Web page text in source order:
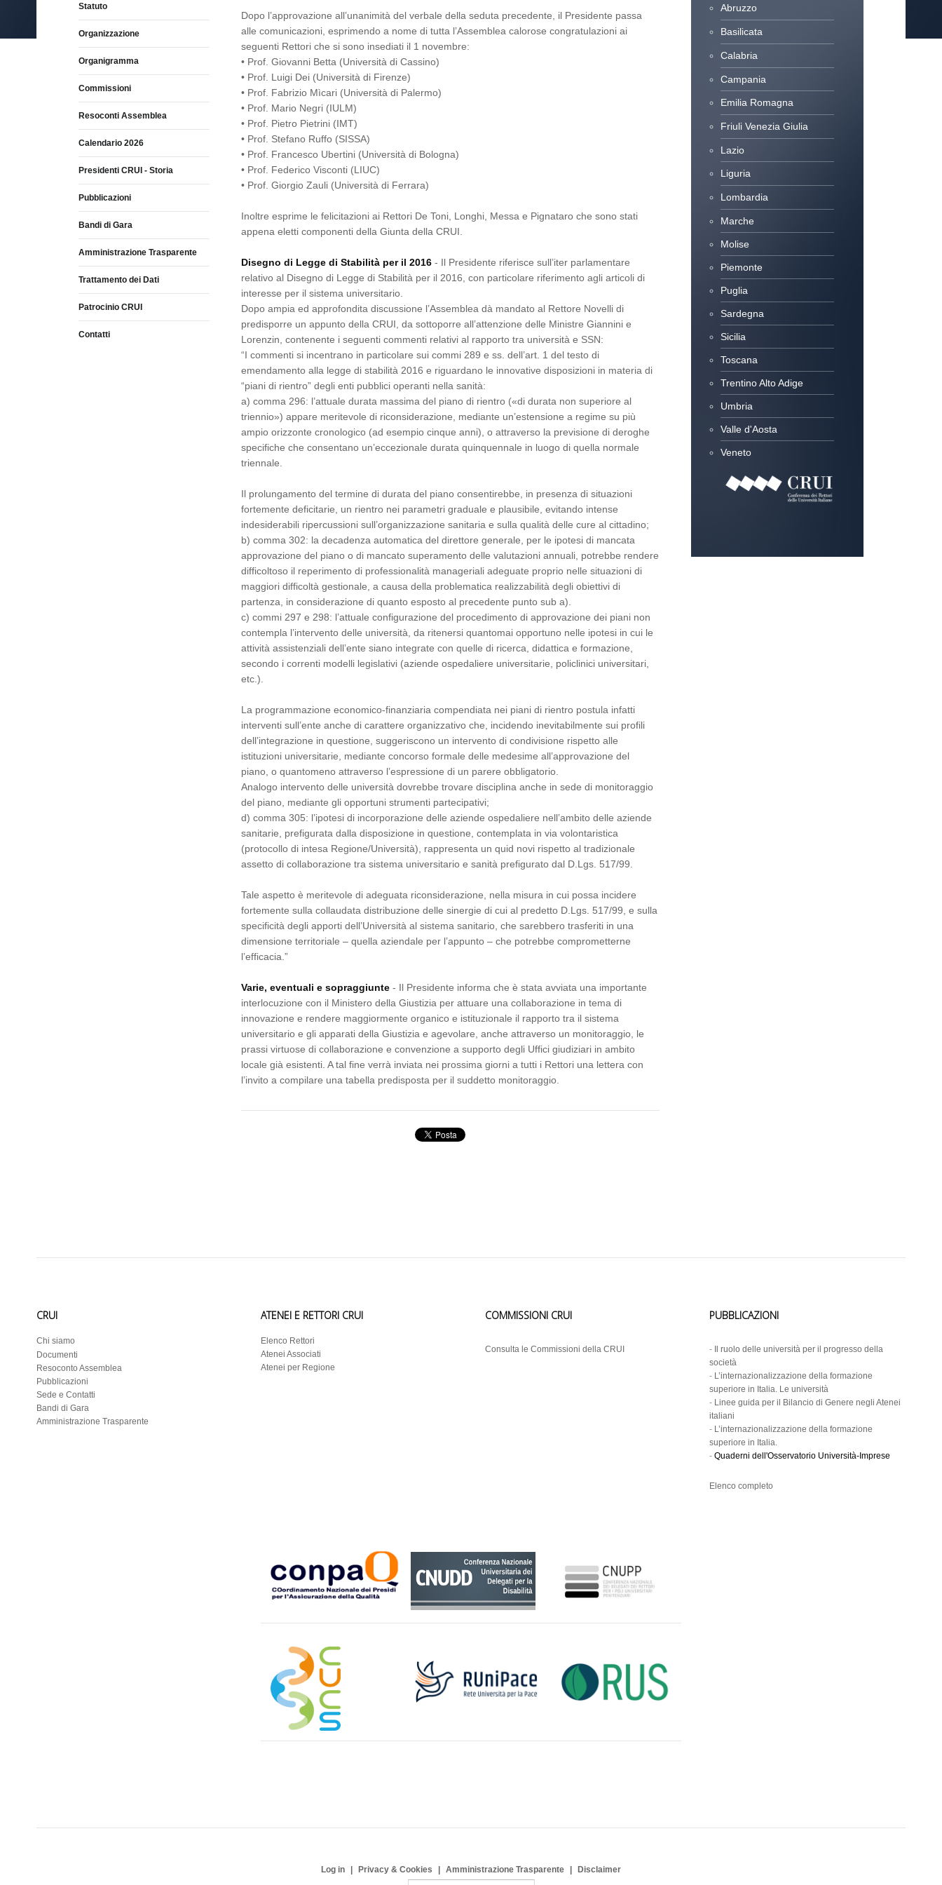
Dopo l’approvazione all’unanimità del verbale della seduta precedente, il Presidente passa
alle comunicazioni, esprimendo a nome di tutta l’Assemblea calorose congratulazioni ai
seguenti Rettori che si sono insediati il 1 novembre:
• Prof. Giovanni Betta (Università di Cassino)
• Prof. Luigi Dei (Università di Firenze)
• Prof. Fabrizio Mìcari (Università di Palermo)
• Prof. Mario Negri (IULM)
• Prof. Pietro Pietrini (IMT)
• Prof. Stefano Ruffo (SISSA)
• Prof. Francesco Ubertini (Università di Bologna)
• Prof. Federico Visconti (LIUC)
• Prof. Giorgio Zauli (Università di Ferrara)
Inoltre esprime le felicitazioni ai Rettori De Toni, Longhi, Messa e Pignataro che sono stati
appena eletti componenti della Giunta della CRUI.
Disegno di Legge di Stabilità per il 2016 - Il Presidente riferisce sull’iter parlamentare
relativo al Disegno di Legge di Stabilità per il 2016, con particolare riferimento agli articoli di
interesse per il sistema universitario.
Dopo ampia ed approfondita discussione l’Assemblea dà mandato al Rettore Novelli di
predisporre un appunto della CRUI, da sottoporre all’attenzione delle Ministre Giannini e
Lorenzin, contenente i seguenti commenti relativi al rapporto tra università e SSN:
“I commenti si incentrano in particolare sui commi 289 e ss. dell’art. 1 del testo di
emendamento alla legge di stabilità 2016 e riguardano le innovative disposizioni in materia di
“piani di rientro” degli enti pubblici operanti nella sanità:
a) comma 296: l’attuale durata massima del piano di rientro («di durata non superiore al
triennio») appare meritevole di riconsiderazione, mediante un’estensione a regime su più
ampio orizzonte cronologico (ad esempio cinque anni), o attraverso la previsione di deroghe
specifiche che consentano un’eccezionale durata quinquennale in luogo di quella normale
triennale.
Il prolungamento del termine di durata del piano consentirebbe, in presenza di situazioni
fortemente deficitarie, un rientro nei parametri graduale e plausibile, evitando intense
indesiderabili ripercussioni sull’organizzazione sanitaria e sulla qualità delle cure al cittadino;
b) comma 302: la decadenza automatica del direttore generale, per le ipotesi di mancata
approvazione del piano o di mancato superamento delle valutazioni annuali, potrebbe rendere
difficoltoso il reperimento di professionalità manageriali adeguate proprio nelle situazioni di
maggiori difficoltà gestionale, a causa della problematica realizzabilità degli obiettivi di
partenza, in considerazione di quanto esposto al precedente punto sub a).
c) commi 297 e 298: l’attuale configurazione del procedimento di approvazione dei piani non
contempla l’intervento delle università, da ritenersi quantomai opportuno nelle ipotesi in cui le
attività assistenziali dell’ente siano integrate con quelle di ricerca, didattica e formazione,
secondo i correnti modelli legislativi (aziende ospedaliere universitarie, policlinici universitari,
etc.).
La programmazione economico-finanziaria compendiata nei piani di rientro postula infatti
interventi sull’ente anche di carattere organizzativo che, incidendo inevitabilmente sui profili
dell’integrazione in questione, suggeriscono un intervento di condivisione rispetto alle
istituzioni universitarie, mediante concorso formale delle medesime all’approvazione del
piano, o quantomeno attraverso l’espressione di un parere obbligatorio.
Analogo intervento delle università dovrebbe trovare disciplina anche in sede di monitoraggio
del piano, mediante gli opportuni strumenti partecipativi;
d) comma 305: l’ipotesi di incorporazione delle aziende ospedaliere nell’ambito delle aziende
sanitarie, prefigurata dalla disposizione in questione, contemplata in via volontaristica
(protocollo di intesa Regione/Università), rappresenta un quid novi rispetto al tradizionale
assetto di collaborazione tra sistema universitario e sanità prefigurato dal D.Lgs. 517/99.
Tale aspetto è meritevole di adeguata riconsiderazione, nella misura in cui possa incidere
fortemente sulla collaudata distribuzione delle sinergie di cui al predetto D.Lgs. 517/99, e sulla
specificità degli apporti dell’Università al sistema sanitario, che sarebbero trasferiti in una
dimensione territoriale – quella aziendale per l’appunto – che potrebbe comprometterne
l’efficacia.”
Varie, eventuali e sopraggiunte - Il Presidente informa che è stata avviata una importante
interlocuzione con il Ministero della Giustizia per attuare una collaborazione in tema di
innovazione e rendere maggiormente organico e istituzionale il rapporto tra il sistema
universitario e gli apparati della Giustizia e agevolare, anche attraverso un monitoraggio, le
prassi virtuose di collaborazione e convenzione a supporto degli Uffici giudiziari in ambito
locale già esistenti. A tal fine verrà inviata nei prossima giorni a tutti i Rettori una lettera con
l’invito a compilare una tabella predisposta per il suddetto monitoraggio.
Statuto
Organizzazione
Organigramma
Commissioni
Resoconti Assemblea
Calendario 2026
Presidenti CRUI - Storia
Pubblicazioni
Bandi di Gara
Amministrazione Trasparente
Trattamento dei Dati
Patrocinio CRUI
Contatti
Abruzzo
Basilicata
Calabria
Campania
Emilia Romagna
Friuli Venezia Giulia
Lazio
Liguria
Lombardia
Marche
Molise
Piemonte
Puglia
Sardegna
Sicilia
Toscana
Trentino Alto Adige
Umbria
Valle d'Aosta
Veneto
CRUI
Chi siamo
Documenti
Resoconto Assemblea
Pubblicazioni
Sede e Contatti
Bandi di Gara
Amministrazione Trasparente
ATENEI E RETTORI CRUI
Elenco Rettori
Atenei Associati
Atenei per Regione
COMMISSIONI CRUI
Consulta le Commissioni della CRUI
PUBBLICAZIONI
-
Il ruolo delle università per il progresso della
società
- L’internazionalizzazione della formazione
superiore in Italia. Le università
- Linee guida per il Bilancio di Genere negli Atenei
italiani
- L’internazionalizzazione della formazione
superiore in Italia.
- Quaderni dell'Osservatorio Università-Imprese
Elenco completo
Log in Privacy & Cookies Amministrazione Trasparente Disclaimer